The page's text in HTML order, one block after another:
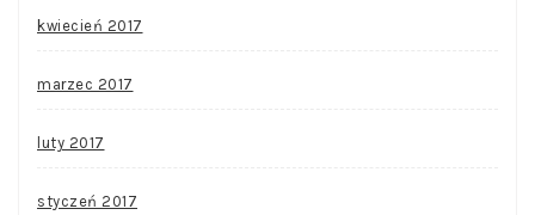
kwiecień 2017
marzec 2017
luty 2017
styczeń 2017